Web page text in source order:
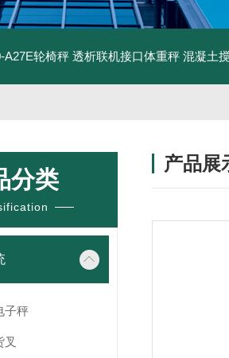
A27E轮椅秤 透析联机接口体重秤 混凝土
分类
子秤
叉
产品展